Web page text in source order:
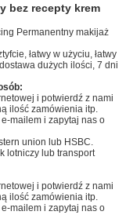
bez recepty krem
Permanentny makijaż
łatwy w użyciu, łatwy
dużych ilości, 7 dni
i potwierdź z nami
ilość zamówienia itp.
mailem i zapytaj nas o
union lub HSBC.
lotniczy lub transport
i potwierdź z nami
ilość zamówienia itp.
mailem i zapytaj nas o